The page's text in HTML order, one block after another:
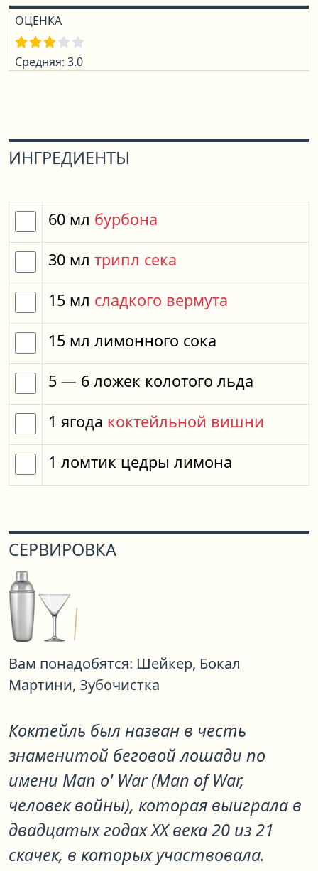
ОЦЕНКА
Средняя: 3.0
ИНГРЕДИЕНТЫ
60 мл бурбона
30 мл трипл сека
15 мл сладкого вермута
15 мл лимонного сока
5 — 6 ложек колотого льда
1 ягода коктейльной вишни
1 ломтик цедры лимона
СЕРВИРОВКА
Вам понадобятся: Шейкер, Бокал
Мартини, Зубочистка
Коктейль был назван в честь
знаменитой беговой лошади по
имени Man o' War (Man of War,
человек войны), которая выиграла в
двадцатых годах XX века 20 из 21
скачек, в которых участвовала.